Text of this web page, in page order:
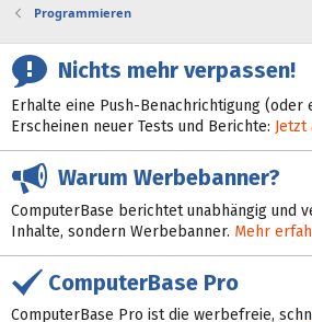
Programmieren
Nichts mehr verpassen!
Erhalte eine Push-Benachrichtigung
Erscheinen neuer Tests und Berichte: Jetzt
Warum Werbebanner?
ComputerBase berichtet unabhängig und
Inhalte, sondern Werbebanner. Mehr
ComputerBase Pro
ComputerBase Pro ist die werbefreie,